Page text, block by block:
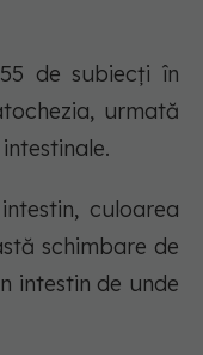
de subiecți în
urmată
culoarea
schimbare de
intestin de unde